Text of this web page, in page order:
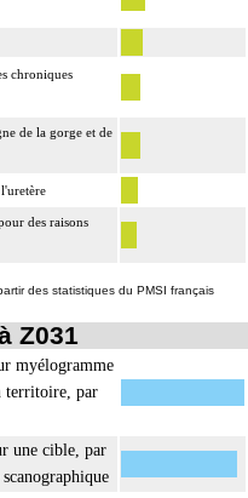
chroniques
de la gorge et de
des raisons
des statistiques du PMSI français
Z031
myélogramme
territoire, par
une cible, par